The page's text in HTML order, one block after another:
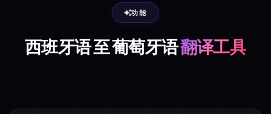
功能
西班牙语 至 葡萄牙语翻译工具